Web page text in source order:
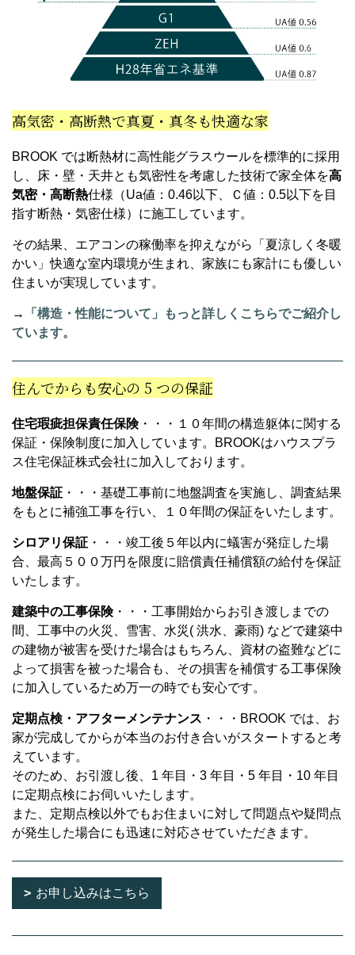
高気密・高断熱で真夏・真冬も快適な家
BROOK では断熱材に高性能グラスウールを標準的に採用
し、床・壁・天井とも気密性を考慮した技術で家全体を高
気密・高断熱仕様（Ua値：0.46以下、Ｃ値：0.5以下を目
指す断熱・気密仕様）に施工しています。
その結果、エアコンの稼働率を抑えながら「夏涼しく冬暖
かい」快適な室内環境が生まれ、家族にも家計にも優しい
住まいが実現しています。
→
「構造・性能について」もっと詳しくこちらでご紹介し
ています。
住んでからも安心の 5 つの保証
住宅瑕疵担保責任保険・・・１０年間の構造躯体に関する
保証・保険制度に加入しています。BROOKはハウスプラ
ス住宅保証株式会社に加入しております。
地盤保証 ・・・基礎工事前に地盤調査を実施し、調査結果
をもとに補強工事を行い、１０年間の保証をいたします。
シロアリ保証 ・・・竣工後５年以内に蟻害が発症した場
合、最高５００万円を限度に賠償責任補償額の給付を保証
いたします。
建築中の工事保険・・・工事開始からお引き渡しまでの
間、工事中の火災、雪害、水災( 洪水、豪雨) などで建築中
の建物が被害を受けた場合はもちろん、資材の盗難などに
よって損害を被った場合も、その損害を補償する工事保険
に加入しているため万一の時でも安心です。
定期点検・アフターメンテナンス ・・・BROOK では、お
家が完成してからが本当のお付き合いがスタートすると考
えています。
そのため、お引渡し後、1 年目・3 年目・5 年目・10 年目
に定期点検にお伺いいたします。
また、定期点検以外でもお住まいに対して問題点や疑問点
が発生した場合にも迅速に対応させていただきます。
お申し込みはこちら